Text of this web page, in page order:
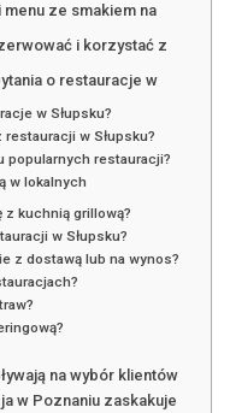
menu ze smakiem na
i korzystać z
o restauracje w
w Słupsku?
w Słupsku?
popularnych restauracji?
w lokalnych
z kuchnią grillową?
w Słupsku?
z dostawą lub na wynos?
na wybór klientów
w Poznaniu zaskakuje